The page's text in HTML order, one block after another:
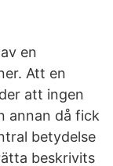
en
Att en
att ingen
annan då fick
betydelse
beskrivits